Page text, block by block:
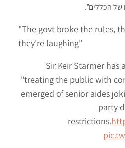
של הכללים”.
"The govt broke the rules,
they're laughing"
Sir Keir Starmer has
"treating the public with
emerged of senior aides
party
restrictions.